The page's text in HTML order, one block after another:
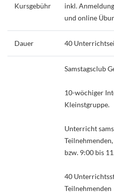
Kursgebühr
inkl.
und online
Dauer 40
Samstagsclub
10-wöchiger
Kleinstgruppe.
Unterricht
Teilnehmenden,
bzw. 9:00 bis
40
Teilnehmenden